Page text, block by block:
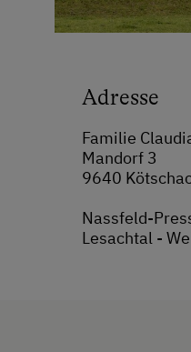
Adresse
Familie
Mandorf 3
9640
Nassfeld-
Lesachtal -